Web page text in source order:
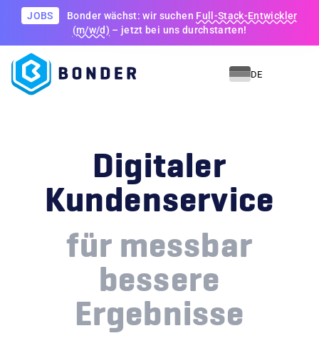
JOBS Bonder wächst: wir suchen Full-Stack-Entwickler
(m/w/d) – jetzt bei uns durchstarten!
DE
Digitaler
Kundenservice
für messbar
bessere
Ergebnisse